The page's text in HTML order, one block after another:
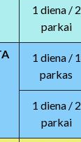
1 diena / 2
parkai
1 diena / 1
parkas
1 diena / 2
parkai